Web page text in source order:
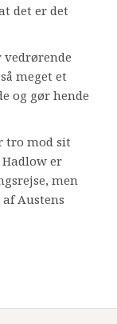
det er det
meget et
og gør hende
tro mod sit
er
men
Austens